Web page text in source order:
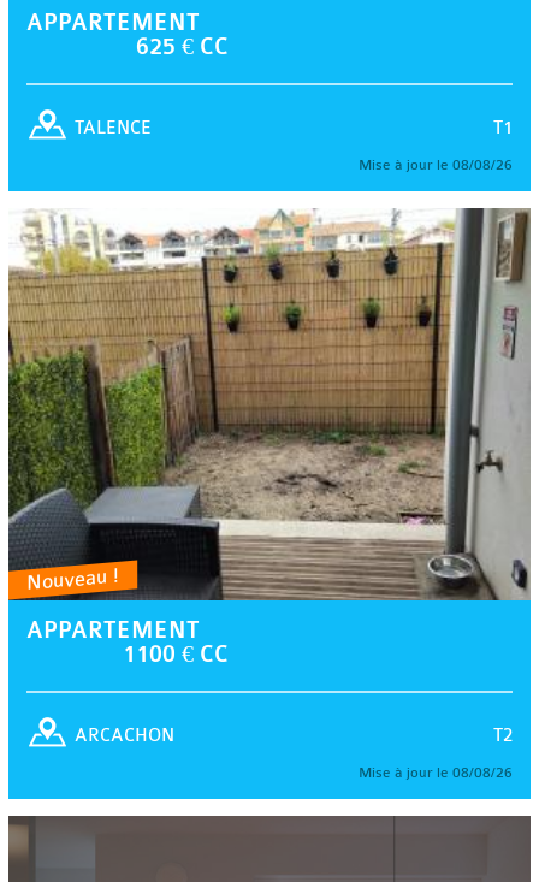
APPARTEMENT
625 € CC
T1
TALENCE
Mise à jour le 08/08/26
Nouveau !
APPARTEMENT
1100 € CC
T2
ARCACHON
Mise à jour le 08/08/26